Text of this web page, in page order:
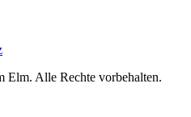
Alle Rechte vorbehalten.